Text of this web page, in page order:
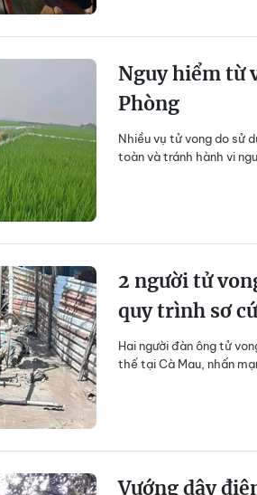
Nguy hiểm từ
Phòng
Nhiều vụ tử vong do sử
toàn và tránh hành vi
2 người tử
quy trình sơ
Hai người đàn ông tử
thế tại Cà Mau, nhấn
Vướng dây